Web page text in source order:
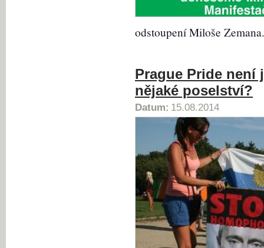
odstoupení Miloše Zemana.
Prague Pride není
nějaké poselství?
Datum: 15.08.2014